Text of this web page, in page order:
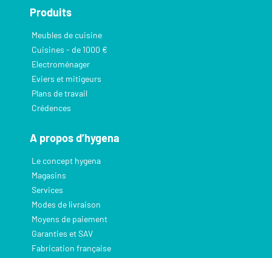
Produits
Meubles de cuisine
Cuisines - de 1000 €
Electroménager
Eviers et mitigeurs
Plans de travail
Crédences
A propos d’hygena
Le concept hygena
Magasins
Services
Modes de livraison
Moyens de paiement
Garanties et SAV
Fabrication française